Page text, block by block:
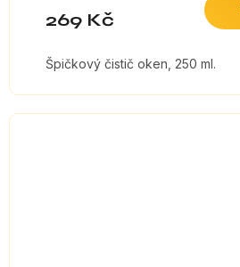
269 Kč
Špičkový čistič oken, 250 ml.